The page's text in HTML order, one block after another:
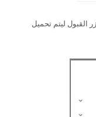
القبول ليتم تحميل